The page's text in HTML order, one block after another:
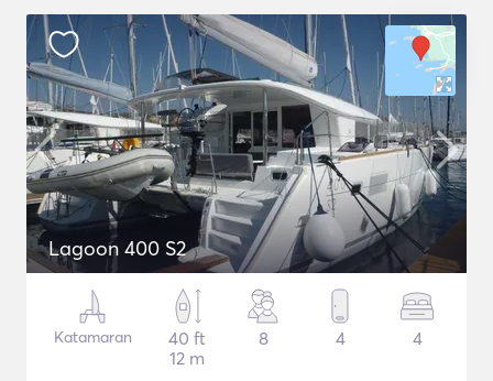
Lagoon 400 S2
Katamaran
40 ft
12 m
8 4 4